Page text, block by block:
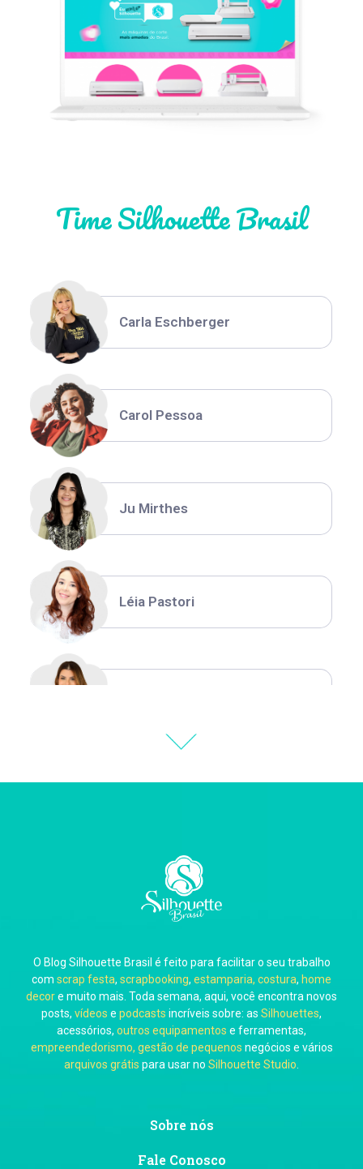
Time Silhouette Brasil
Léia Pastori
Thiara Ney
Carla Eschberger
Carol Pessoa
Ju Mirthes
Léia Pastori
Carla Eschberger
Carol Pessoa
Ju Mirthes
O Blog Silhouette Brasil é feito para facilitar o seu trabalho
com scrap festa, scrapbooking, estamparia, costura, home
decore muito mais. Toda semana, aqui, você encontra novos
posts, vídeos e podcasts incríveis sobre: as Silhouettes,
acessórios, outros equipamentos e ferramentas,
empreendedorismo, gestão de pequenos negócios e vários
arquivos grátis para usar no Silhouette Studio
Sobre nós
Fale Conosco